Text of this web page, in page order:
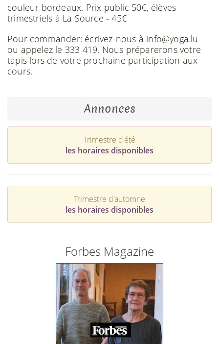
couleur bordeaux. Prix public 50€, élèves
trimestriels à La Source - 45€
Pour commander: écrivez-nous à info@yoga.lu
ou appelez le 333 419. Nous préparerons votre
tapis lors de votre prochaine participation aux
cours.
Annonces
Trimestre d'été
les horaires disponibles
Trimestre d'automne
les horaires disponibles
Forbes Magazine